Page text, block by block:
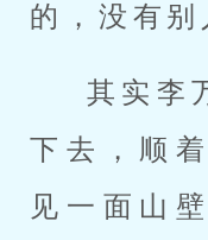
的，没有
其实李
下去，顺
见一面山